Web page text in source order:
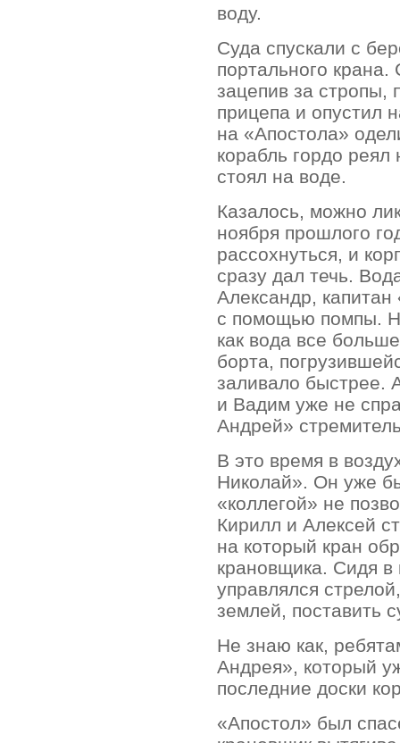
воду.
Суда спускали с
портального
зацепив за стропы,
прицепа и опустил
на «Апостола»
корабль гордо
стоял на воде.
Казалось, можно
ноября прошлого
рассохнуться, и
сразу дал течь.
Александр,
с помощью помпы.
как вода все
борта,
заливало быстрее.
и Вадим уже не
Андрей»
В это время в
Николай». Он уже
«коллегой» не
Кирилл и Алексей
на который кран
крановщика. Сидя в
управлялся
землей, поставить
Не знаю как,
Андрея», который
последние доски
«Апостол» был